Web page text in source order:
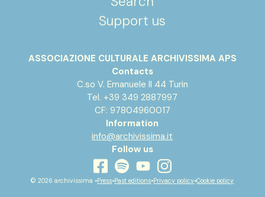
Support us
ASSOCIAZIONE CULTURALE ARCHIVISSIMA APS
Contacts
C.so V. Emanuele II 44 Turin
Tel. +39 349 2887997
CF: 97804960017
Information
info@archivissima.it
Follow us
facebook
spotifyyoutubeinstagram
© 2026 archivissima •Press•Past editions•Privacy policy•Cookie policy